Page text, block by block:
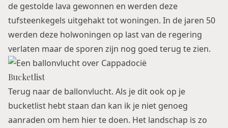
de gestolde lava gewonnen en werden deze
tufsteenkegels uitgehakt tot woningen. In de jaren 50
werden deze holwoningen op last van de regering
verlaten maar de sporen zijn nog goed terug te zien.
Bucketlist
Terug naar de ballonvlucht. Als je dit ook op je
bucketlist hebt staan dan kan ik je niet genoeg
aanraden om hem hier te doen. Het landschap is zo